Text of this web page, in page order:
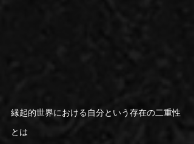
縁起的世界における自分という存在の二重性
とは